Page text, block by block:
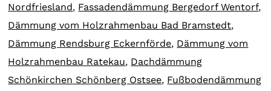
Nordfriesland, Fassadendämmung Bergedorf Wentorf,
Dämmung vom Holzrahmenbau Bad Bramstedt,
Dämmung Rendsburg Eckernförde, Dämmung vom
Holzrahmenbau Ratekau, Dachdämmung
Schönkirchen Schönberg Ostsee, Fußbodendämmung